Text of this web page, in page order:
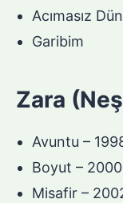
Acımasız
Garibim
Zara
Avuntu –
Boyut – 2000
Misafir –